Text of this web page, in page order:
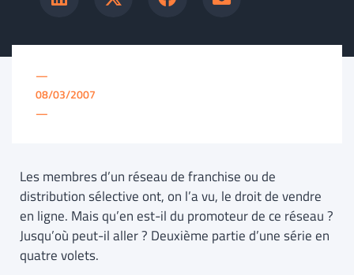
—
08/03/2007
—
Les membres d’un réseau de franchise ou de
distribution sélective ont, on l’a vu, le droit de vendre
en ligne. Mais qu’en est-il du promoteur de ce réseau ?
Jusqu’où peut-il aller ? Deuxième partie d’une série en
quatre volets.